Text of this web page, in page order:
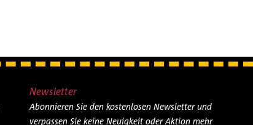
Newsletter
Abonnieren Sie den kostenlosen Newsletter und
verpassen Sie keine Neuigkeit oder Aktion mehr